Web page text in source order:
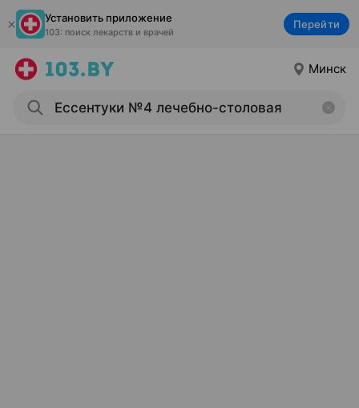
Установить приложение
103: поиск лекарств и врачей
Перейти
Минск